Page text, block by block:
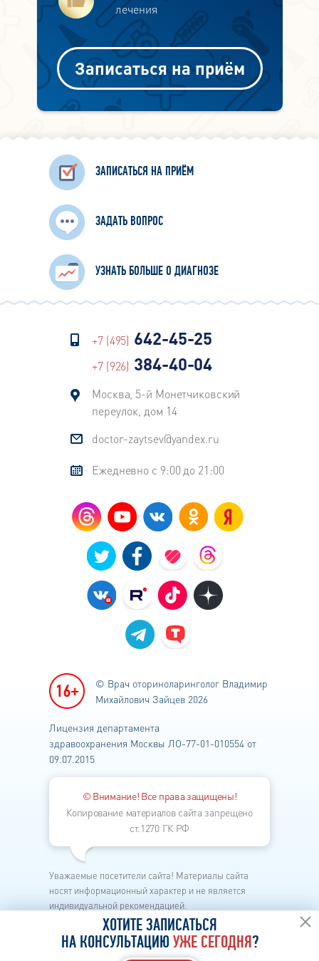
лечения
Записаться на приём
ЗАПИСАТЬСЯ НА ПРИЁМ
ЗАДАТЬ ВОПРОС
УЗНАТЬ БОЛЬШЕ О ДИАГНОЗЕ
+7 (495) 642-45-25
+7 (926) 384-40-04
Москва, 5-й Монетчиковский
переулок, дом 14
doctor-zaytsev@yandex.ru
Ежедневно с 9:00 до 21:00
© Врач оториноларинголог Владимир
Михайлович Зайцев 2026
Лицензия департамента
здравоохранения Москвы ЛО-77-01-010554 от
09.07.2015
© Внимание! Все права защищены!
Копирование материалов сайта запрещено
ст.1270 ГК РФ
Уважаемые посетители сайта! Материалы сайта
носят информационный характер и не является
индивидуальной рекомендацией.
Каждый метод лечения имеет свои показания и
противопоказания.
Перед началом лечения необходима личная
ХОТИТЕ ЗАПИСАТЬСЯ
НА КОНСУЛЬТАЦИЮ УЖЕ СЕГОДНЯ?